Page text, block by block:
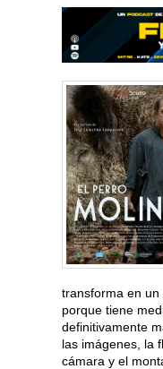
transforma en un
porque tiene
definitivamente
las imágenes, la
cámara y el